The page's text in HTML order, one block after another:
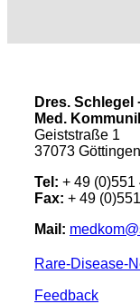
Dres. Schlegel
Med.
Geiststraße 1
37073 Göttingen
Tel: + 49 (0)551
Fax: + 49
Mail:
Rare-Disease-
Feedback